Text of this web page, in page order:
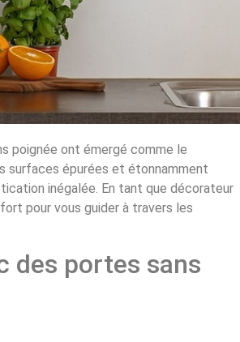
poignée ont émergé comme le
surfaces épurées et étonnamment
inégalée. En tant que décorateur
pour vous guider à travers les
des portes sans